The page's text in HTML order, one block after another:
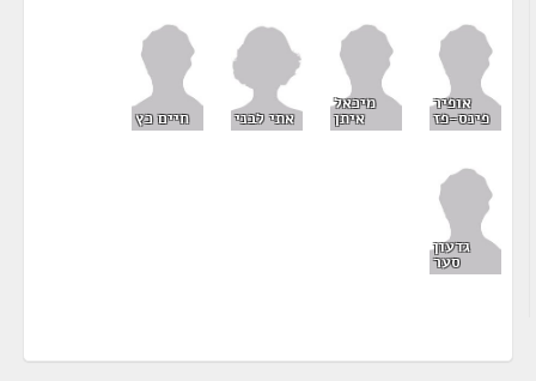
אופיר
פינס-פז
מיכאל
איתן אתי לבני חיים כץ
גדעון
סער